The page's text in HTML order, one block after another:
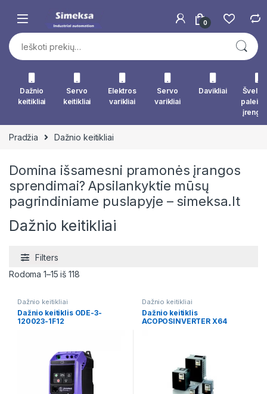
0
Ieškoti:
Dažnio
keitikliai
Servo
keitikliai
Elektros
varikliai
Servo
varikliai
Davikliai
Pradžia Dažnio keitikliai
Domina išsamesni pramonės įrangos
sprendimai? Apsilankyktie mūsų
pagrindiniame puslapyje – simeksa.lt
Dažnio keitikliai
Filters
Rodoma 1–15 iš 118
Dažnio keitikliai
Dažnio keitiklis ODE-3-
120023-1F12
Dažnio keitikliai
Dažnio keitiklis
ACOPOSINVERTER X64